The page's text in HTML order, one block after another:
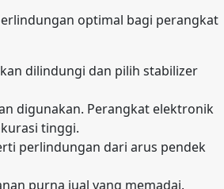
optimal bagi perangkat
dilindungi dan pilih stabilizer
digunakan. Perangkat elektronik
tinggi.
perlindungan dari arus pendek
purna jual yang memadai.